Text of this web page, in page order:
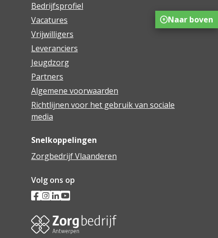
Bedrijfsprofiel
Vacatures
Vrijwilligers
Leveranciers
Jeugdzorg
Partners
Algemene voorwaarden
Richtlijnen voor het gebruik van sociale
media
Snelkoppelingen
Zorgbedrijf Vlaanderen
Volg ons op
Naar boven